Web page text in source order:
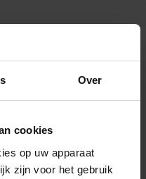
Over
cookies
op uw apparaat
zijn voor het gebruik